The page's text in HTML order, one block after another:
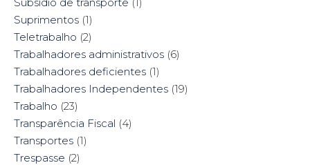
Suprimentos (1)
Teletrabalho (2)
Trabalhadores administrativos (6)
Trabalhadores deficientes (1)
Trabalhadores Independentes (19)
Trabalho (23)
Transparência Fiscal (4)
Transportes (1)
Trespasse (2)